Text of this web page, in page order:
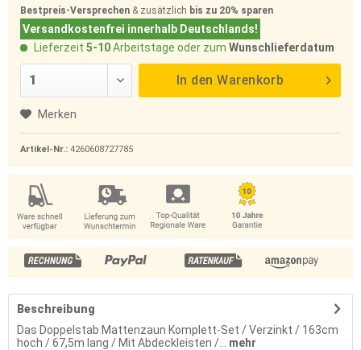
Bestpreis-Versprechen & zusätzlich bis zu 20% sparen
Versandkostenfrei innerhalb Deutschlands!
Lieferzeit 5-10Arbeitstage oder zum Wunschlieferdatum
In den Warenkorb
Merken
Artikel-Nr.: 4260608727785
Beschreibung
Das Doppelstab Mattenzaun Komplett-Set / Verzinkt / 163cm
hoch / 67,5m lang / Mit Abdeckleisten /...
mehr